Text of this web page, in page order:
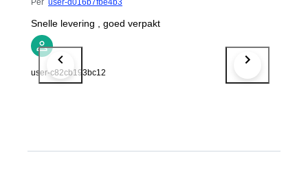
Per user-d016b7fbe4b3
Snelle levering , goed verpakt
user-c82cb193bc12